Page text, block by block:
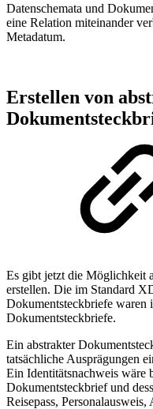
Datenschemata und
eine Relation miteinander
Metadatum.
Erstellen von
Es gibt jetzt die Möglichkeit
erstellen. Die im Standard
Dokumentsteckbriefe waren
Dokumentsteckbriefe.
Ein abstrakter
tatsächliche Ausprägungen
Ein Identitätsnachweis wäre
Dokumentsteckbrief und
Reisepass,